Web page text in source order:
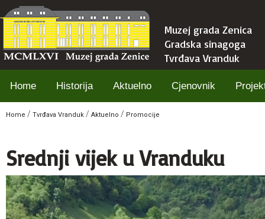
Muzej grada Zenica
Gradska sinagoga
Tvrđava Vranduk
Home Historija Aktuelno Cjenovnik
Home / Tvrđava Vranduk / Aktuelno / Promocije
Srednji vijek u Vranduku